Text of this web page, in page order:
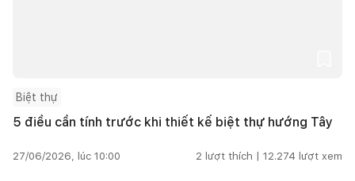
Biệt thự
5 điều cần tính trước khi thiết kế biệt thự hướng Tây
27/06/2026, lúc 10:00 2 lượt thích | 12.274 lượt xem